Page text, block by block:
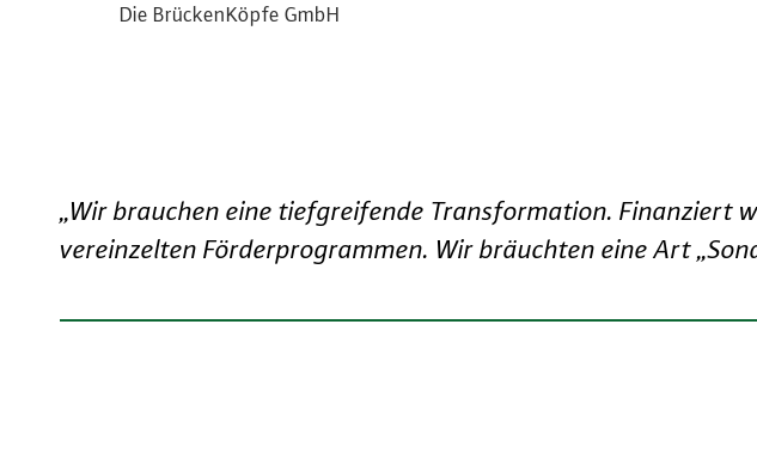
Die BrückenKöpfe GmbH
„Wir brauchen eine tiefgreifende Transformation. Finanziert
vereinzelten Förderprogrammen. Wir bräuchten eine Art